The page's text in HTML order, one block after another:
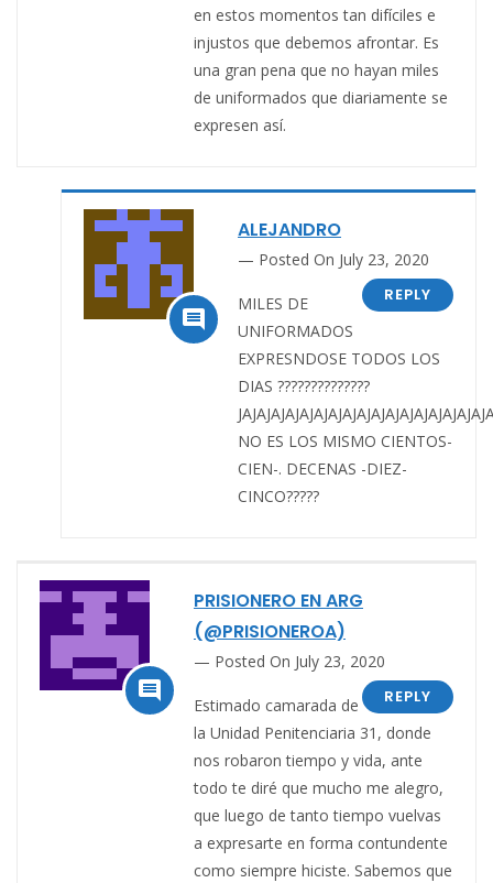
en estos momentos tan difíciles e
injustos que debemos afrontar. Es
una gran pena que no hayan miles
de uniformados que diariamente se
expresen así.

ALEJANDRO
Posted On July 23, 2020
REPLY
MILES DE
UNIFORMADOS
EXPRESNDOSE TODOS LOS
DIAS ??????????????
NO ES LOS MISMO CIENTOS-
CIEN-. DECENAS -DIEZ-
CINCO?????

PRISIONERO EN ARG
(@PRISIONEROA)
Posted On July 23, 2020
REPLY
Estimado camarada de
la Unidad Penitenciaria 31, donde
nos robaron tiempo y vida, ante
todo te diré que mucho me alegro,
que luego de tanto tiempo vuelvas
a expresarte en forma contundente
como siempre hiciste. Sabemos que